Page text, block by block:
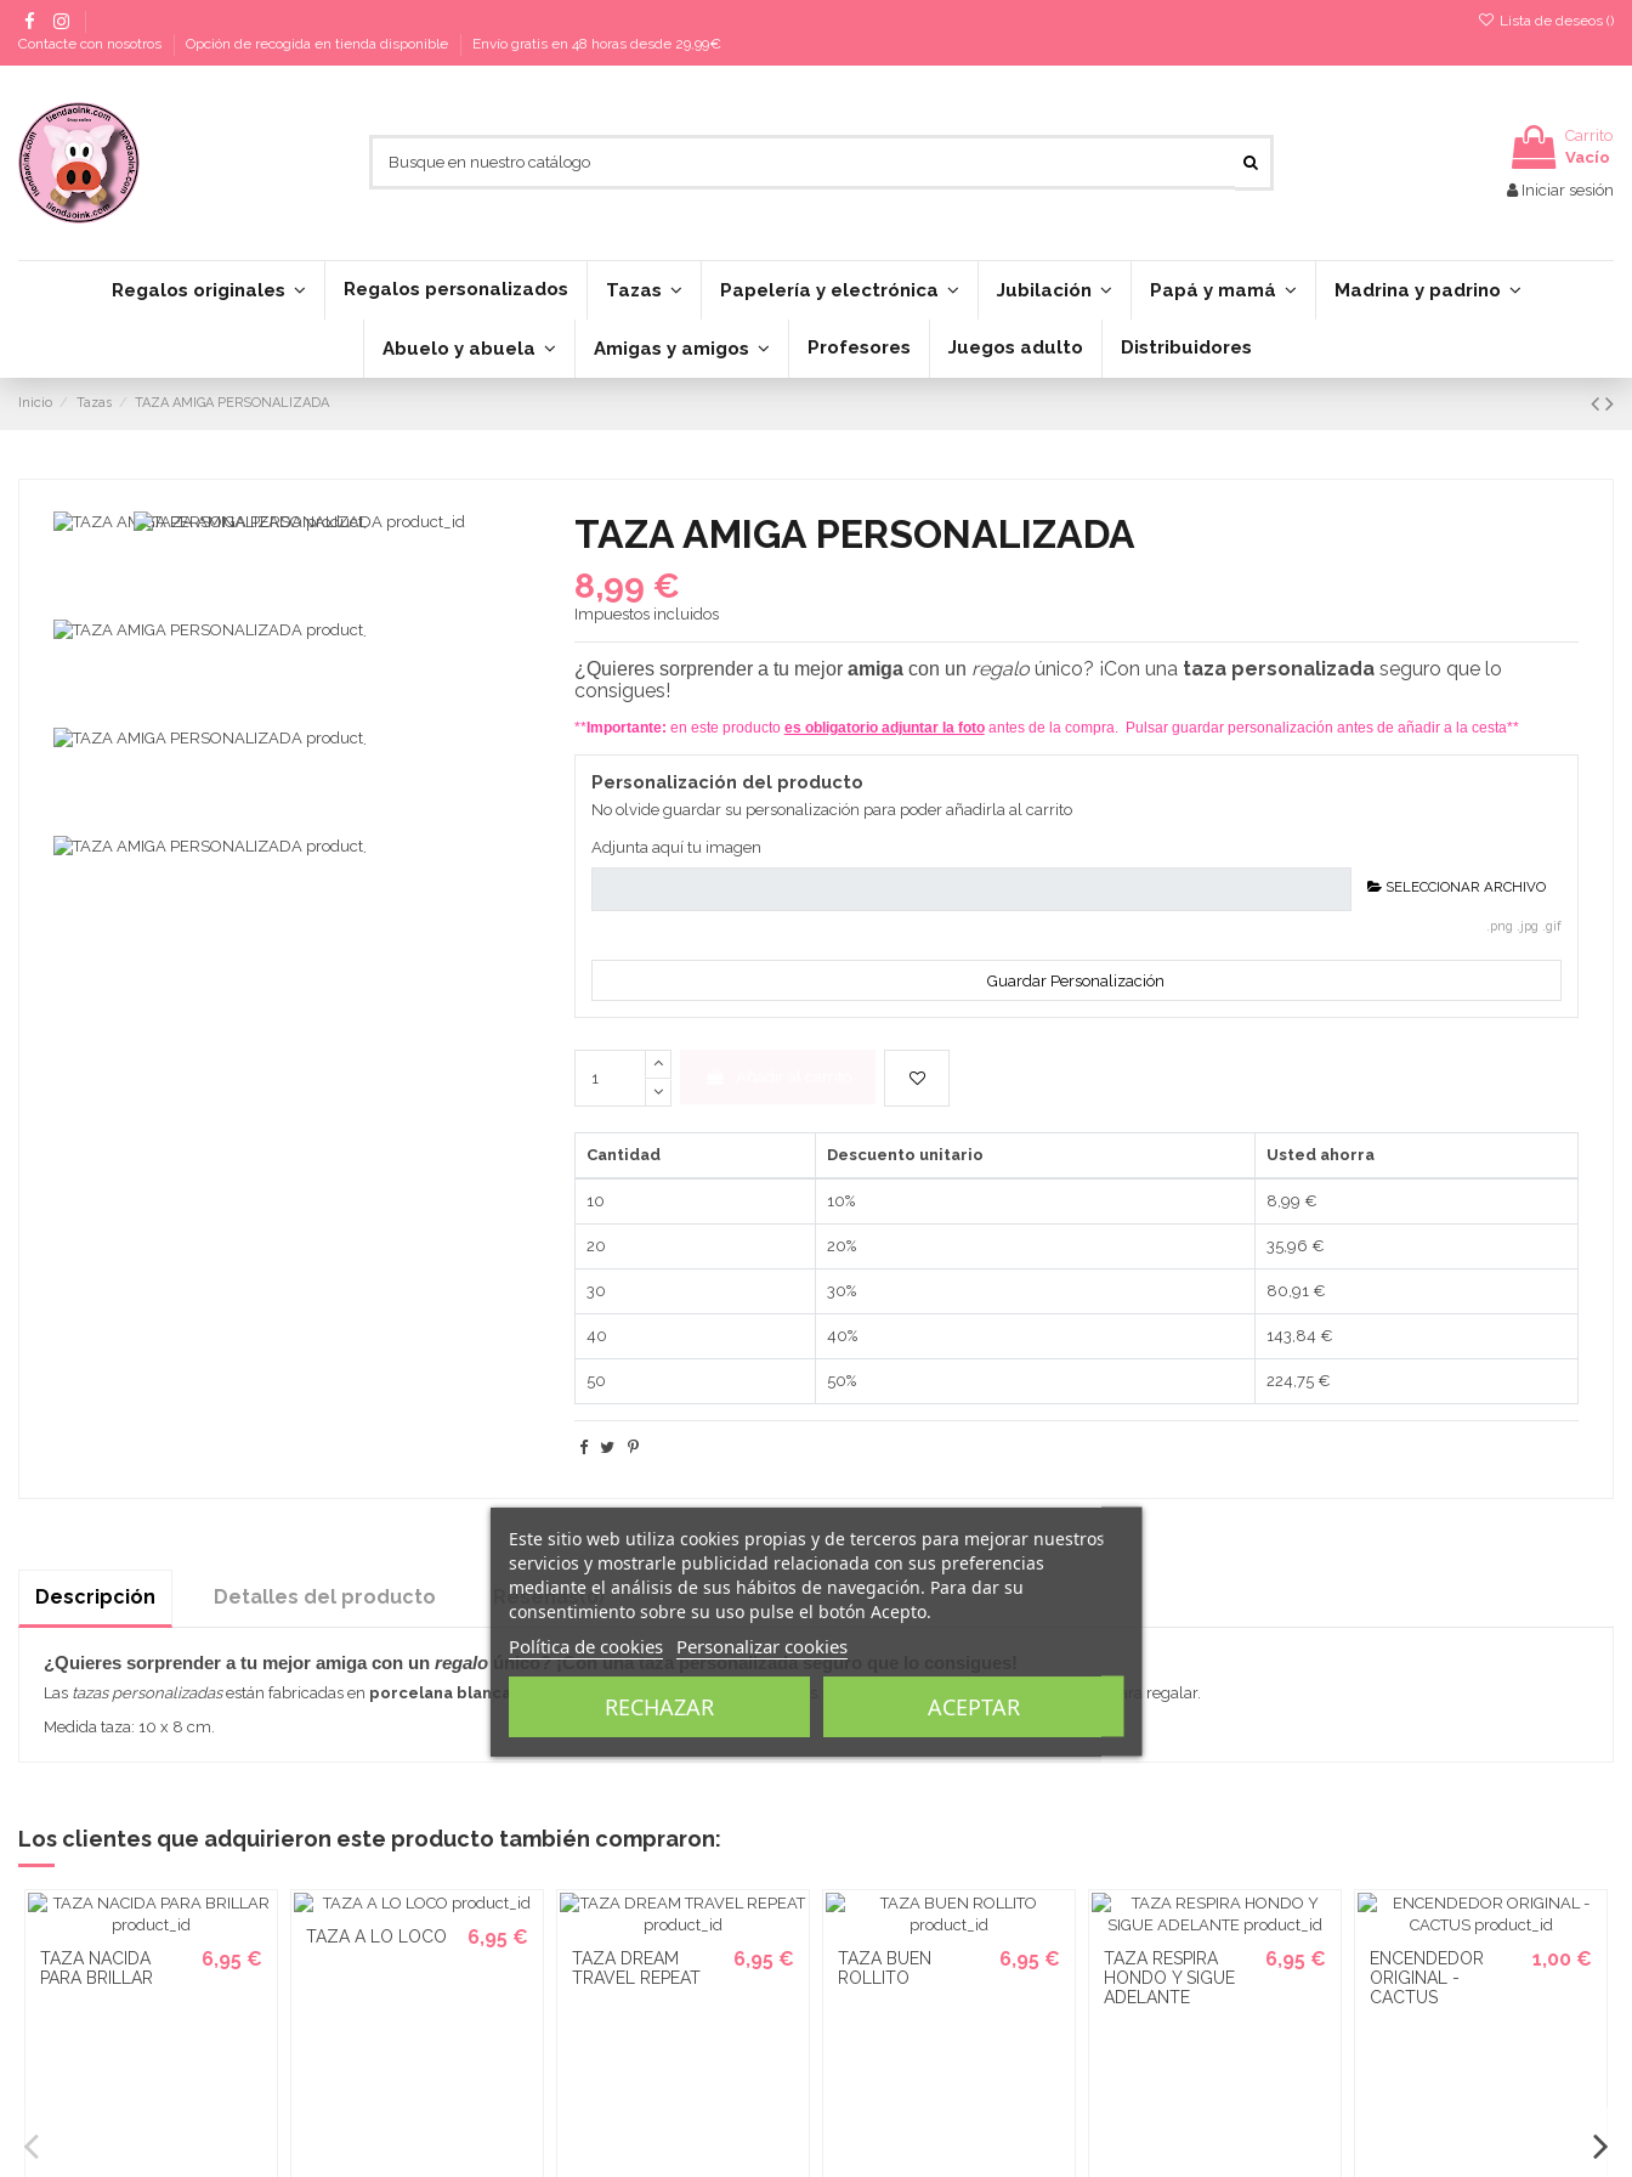
Contacte con nosotros Opción de recogida en tienda disponible Envío gratis en 48 horas desde 29,99€
Lista de deseos ()
Carrito
Vacío
Iniciar sesión
Regalos originales Regalos personalizados Tazas Papelería y electrónica Jubilación Papá y mamá Madrina y padrino
Abuelo y abuela Amigas y amigos Profesores Juegos adulto Distribuidores
Inicio Tazas TAZA AMIGA PERSONALIZADA
TAZA AMIGA PERSONALIZADA
8,99 €
Impuestos incluidos
¿Quieres sorprender a tu mejor amigacon un regaloúnico? ¡Con una taza personalizadaseguro que lo
consigues!
**Importante: en este producto es obligatorio adjuntar la fotoantes de la compra. Pulsar guardar personalización antes de añadir a la cesta**
Personalización del producto
No olvide guardar su personalización para poder añadirla al carrito
Adjunta aquí tu imagen
SELECCIONAR ARCHIVO
.png .jpg .gif
Guardar Personalización
Cantidad Descuento unitario Usted ahorra
10 10% 8,99 €
20 20% 35,96 €
30 30% 80,91 €
40 40% 143,84 €
50 50% 224,75 €
Descripción Detalles del producto Reseñas(0)
¿Quieres sorprender a tu mejor amiga con un regaloúnico? ¡Con unataza personalizadaseguro que lo consigues!
Las tazas personalizadasestán fabricadas en porcelana blanca
y son aptas para lavavajillas y microondas. Se sirven el caja individual de kraft lista para regalar.
Medida taza: 10 x 8 cm.
Los clientes que adquirieron este producto también compraron:
TAZA NACIDA
PARA BRILLAR
6,95 €
TAZA A LO LOCO 6,95 €
TAZA DREAM
TRAVEL REPEAT
6,95 €
TAZA BUEN
ROLLITO
6,95 €
TAZA RESPIRA
HONDO Y SIGUE
ADELANTE
6,95 €
ENCENDEDOR
ORIGINAL -
CACTUS
1,00 €
Este sitio web utiliza cookies propias y de terceros para mejorar nuestros
servicios y mostrarle publicidad relacionada con sus preferencias
mediante el análisis de sus hábitos de navegación. Para dar su
consentimiento sobre su uso pulse el botón Acepto.
Política de cookies Personalizar cookies
RECHAZAR ACEPTAR